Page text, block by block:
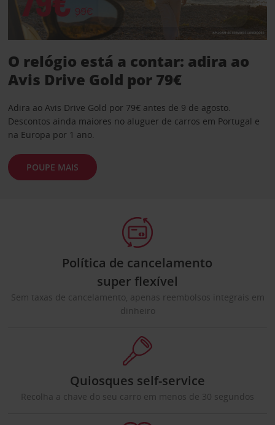
O relógio está a contar: adira ao
Avis Drive Gold por 79€
Adira ao Avis Drive Gold por 79€ antes de 9 de agosto.
Descontos ainda maiores no aluguer de carros em Portugal e
na Europa por 1 ano.
POUPE MAIS
Política de cancelamento
super flexível
Sem taxas de cancelamento, apenas reembolsos integrais em
dinheiro
Quiosques self-service
Recolha a chave do seu carro em menos de 30 segundos